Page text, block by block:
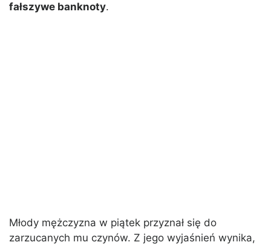
fałszywe banknoty.
Młody mężczyzna w piątek przyznał się do
zarzucanych mu czynów. Z jego wyjaśnień wynika,